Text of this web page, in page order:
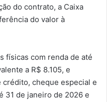
do contrato, a Caixa
do valor à
físicas com renda de até
a R$ 8.105, e
cheque especial e
31 de janeiro de 2026 e